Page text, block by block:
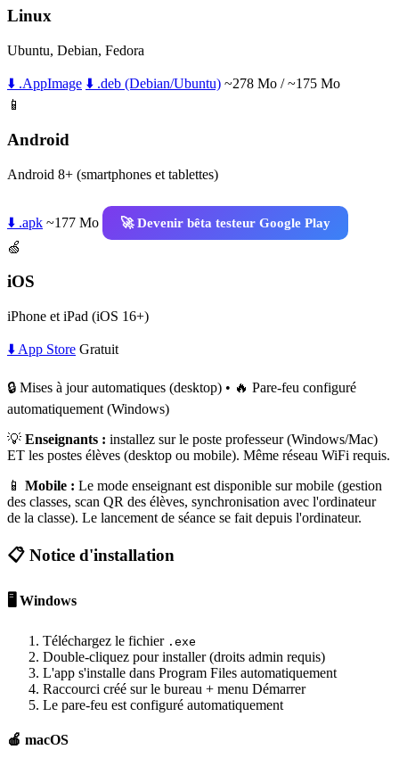
Linux
Ubuntu, Debian, Fedora
⬇️ .AppImage ⬇️ .deb (Debian/Ubuntu) ~278 Mo / ~175 Mo
📱
Android
Android 8+ (smartphones et tablettes)
⬇️ .apk ~177 Mo
🚀 Devenir bêta testeur Google Play
🍏
iOS
iPhone et iPad (iOS 16+)
⬇️ App Store Gratuit
🔒 Mises à jour automatiques (desktop) • 🔥 Pare-feu configuré
automatiquement (Windows)
💡 Enseignants : installez sur le poste professeur (Windows/Mac)
ET les postes élèves (desktop ou mobile). Même réseau WiFi requis.
📱 Mobile : Le mode enseignant est disponible sur mobile (gestion
des classes, scan QR des élèves, synchronisation avec l'ordinateur
de la classe). Le lancement de séance se fait depuis l'ordinateur.
📋 Notice d'installation
🖥️ Windows
Téléchargez le fichier .exe
Double-cliquez pour installer (droits admin requis)
L'app s'installe dans Program Files automatiquement
Raccourci créé sur le bureau + menu Démarrer
Le pare-feu est configuré automatiquement
🍎 macOS